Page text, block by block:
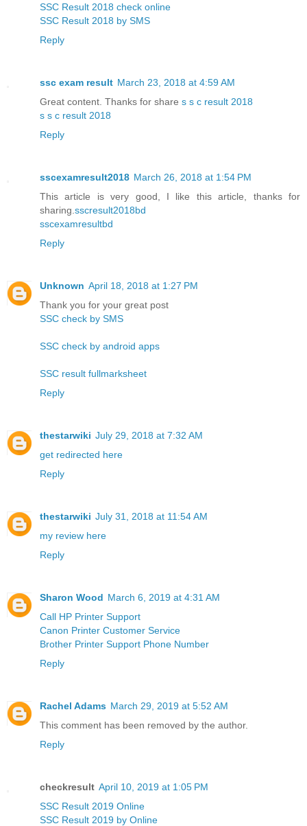
SSC Result 2018 check online
SSC Result 2018 by SMS
Reply
ssc exam result March 23, 2018 at 4:59 AM
Great content. Thanks for share s s c result 2018
s s c result 2018
Reply
sscexamresult2018 March 26, 2018 at 1:54 PM
This article is very good, I like this article, thanks for
sharing. sscresult2018bd
sscexamresultbd
Reply
Unknown April 18, 2018 at 1:27 PM
Thank you for your great post
SSC check by SMS
SSC check by android apps
SSC result fullmarksheet
Reply
thestarwiki July 29, 2018 at 7:32 AM
get redirected here
Reply
thestarwiki July 31, 2018 at 11:54 AM
my review here
Reply
Sharon Wood March 6, 2019 at 4:31 AM
Call HP Printer Support
Canon Printer Customer Service
Brother Printer Support Phone Number
Reply
Rachel Adams March 29, 2019 at 5:52 AM
This comment has been removed by the author.
Reply
checkresult April 10, 2019 at 1:05 PM
SSC Result 2019 Online
SSC Result 2019 by Online